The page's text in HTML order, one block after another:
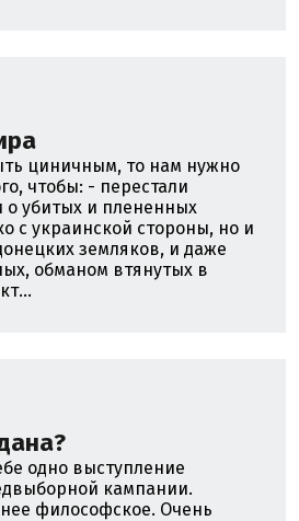
циничным, то нам нужно
чтобы: - перестали
о убитых и плененных
с украинской стороны, но и
земляков, и даже
обманом втянутых в
одно выступление
кампании.
философское. Очень